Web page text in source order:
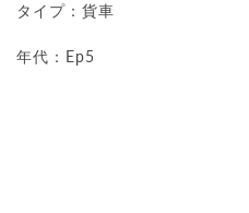
タイプ：貨車
年代：Ep5